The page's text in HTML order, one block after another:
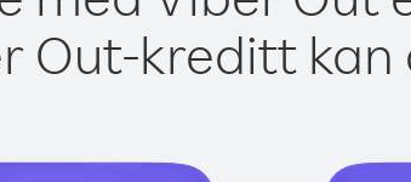
Out-kreditt kan